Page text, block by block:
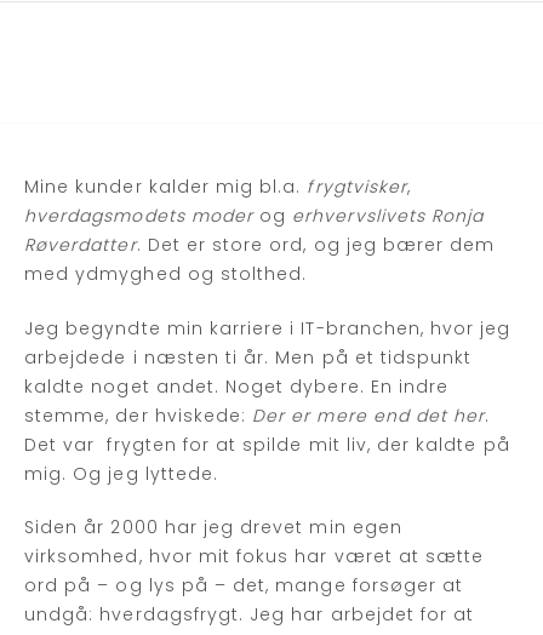
Mine kunder kalder mig bl.a. frygtvisker,
hverdagsmodets moderog erhvervslivets Ronja
Røverdatter. Det er store ord, og jeg bærer dem
med ydmyghed og stolthed.
Jeg begyndte min karriere i IT-branchen, hvor jeg
arbejdede i næsten ti år. Men på et tidspunkt
kaldte noget andet. Noget dybere. En indre
stemme, der hviskede: Der er mere end det her.
Det var frygten for at spilde mit liv, der kaldte på
mig. Og jeg lyttede.
Siden år 2000 har jeg drevet min egen
virksomhed, hvor mit fokus har været at sætte
ord på – og lys på – det, mange forsøger at
undgå: hverdagsfrygt. Jeg har arbejdet for at